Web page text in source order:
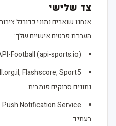
צד שלישי
אנחנו שואבים נתוני כדורגל
העברת פרטים אישיים שלך:
API-Football (api-sports.io) — נתוני משחקים ושחקנים.
נתונים סרוקים פומבית.
בעתיד.